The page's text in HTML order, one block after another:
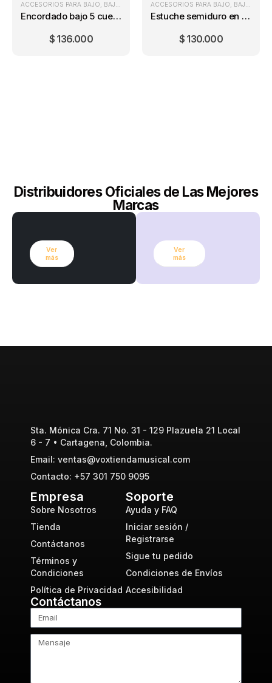
ACCESORIOS PARA BAJO BAJOS ENCORDADOS PARA BAJO
Encordado bajo 5 cuerdas Ernie Ball 2824 (40-125)
$ 136.000
ACCESORIOS PARA BAJO BAJOS
Estuche semiduro en lona para Bajo
$ 130.000
Distribuidores Oficiales de Las Mejores
Marcas
Ver
más
Ver
más
Sta. Mónica Cra. 71 No. 31 - 129 Plazuela 21 Local
6 - 7 • Cartagena, Colombia.
Email: ventas@voxtiendamusical.com
Contacto: +57 301 750 9095
Empresa
Sobre Nosotros
Tienda
Contáctanos
Términos y
Condiciones
Política de Privacidad
Soporte
Ayuda y FAQ
Iniciar sesión /
Registrarse
Sigue tu pedido
Condiciones de Envíos
Accesibilidad
Contáctanos